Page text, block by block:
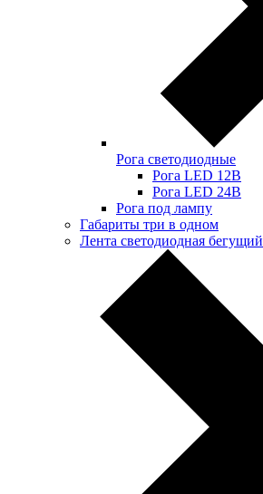
Рога светодиодные
Рога LED 12В
Рога LED 24В
Рога под лампу
Габариты три в одном
Лента светодиодная